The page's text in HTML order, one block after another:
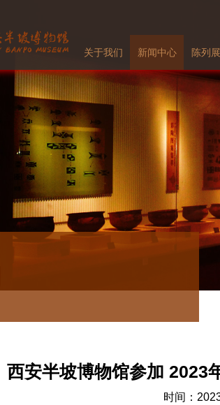
关于我们 新闻中心 陈列
西安半坡博物馆参加 2023
时间：